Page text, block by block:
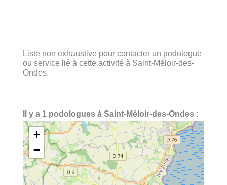
Liste non exhaustive pour contacter un podologue
ou service lié à cette activité à Saint-Méloir-des-
Ondes.
Il y a 1 podologues à Saint-Méloir-des-Ondes :
+
−